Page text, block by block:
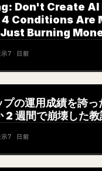
Don't Create AI
4 Conditions Are
Burning
示7 日前
プの運用成績を誇っ
2 週間で崩壊した教
示7 日前